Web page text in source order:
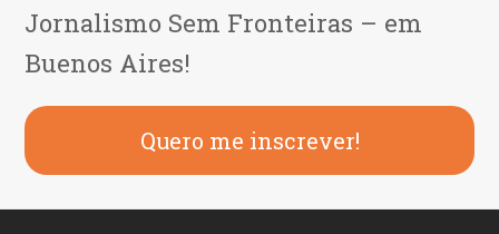
Jornalismo Sem Fronteiras – em
Buenos Aires!
Quero me inscrever!